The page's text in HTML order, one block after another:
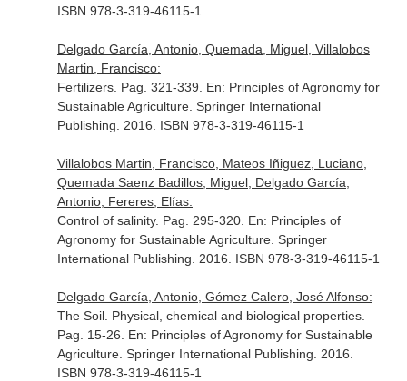
ISBN 978-3-319-46115-1
Delgado García, Antonio, Quemada, Miguel, Villalobos
Martin, Francisco:
Fertilizers. Pag. 321-339. En: Principles of Agronomy for
Sustainable Agriculture. Springer International
Publishing. 2016. ISBN 978-3-319-46115-1
Villalobos Martin, Francisco, Mateos Iñiguez, Luciano,
Quemada Saenz Badillos, Miguel, Delgado García,
Antonio, Fereres, Elías:
Control of salinity. Pag. 295-320. En: Principles of
Agronomy for Sustainable Agriculture. Springer
International Publishing. 2016. ISBN 978-3-319-46115-1
Delgado García, Antonio, Gómez Calero, José Alfonso:
The Soil. Physical, chemical and biological properties.
Pag. 15-26. En: Principles of Agronomy for Sustainable
Agriculture. Springer International Publishing. 2016.
ISBN 978-3-319-46115-1